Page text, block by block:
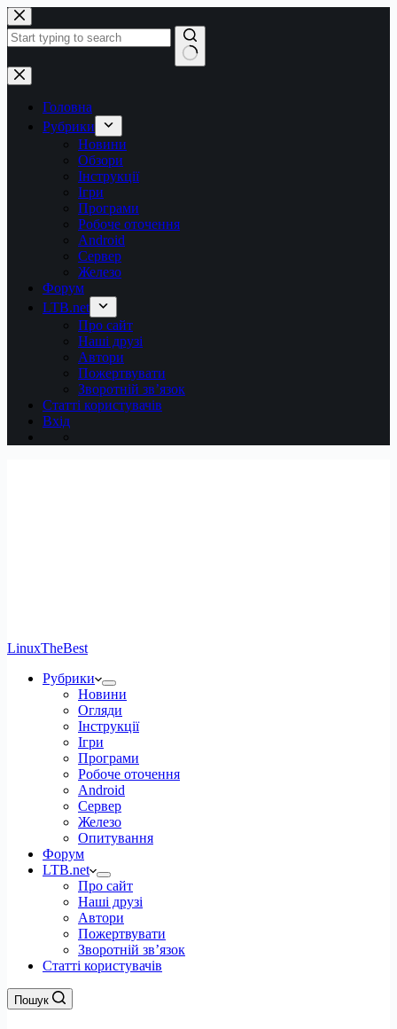
Перейти
до
вмісту
Немає
результатів
Головна
Рубрики
Новини
Обзори
Інструкції
Ігри
Програми
Робоче оточення
Android
Сервер
Железо
Форум
LTB.net
Про сайт
Наші друзі
Автори
Пожертвувати
Зворотній зв’язок
Статті користувачів
Вхід
LinuxTheBest
Рубрики
Новини
Огляди
Інструкції
Ігри
Програми
Робоче оточення
Android
Сервер
Железо
Опитування
Форум
LTB.net
Про сайт
Наші друзі
Автори
Пожертвувати
Зворотній зв’язок
Статті користувачів
Пошук